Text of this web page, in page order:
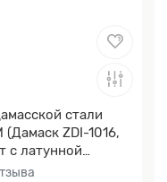
стали
ZDI-1016,
с латунной
соты)